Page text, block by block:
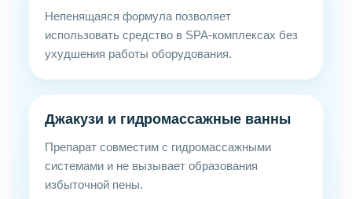
Непенящаяся формула позволяет
использовать средство в SPA-комплексах без
ухудшения работы оборудования.
Джакузи и гидромассажные ванны
Препарат совместим с гидромассажными
системами и не вызывает образования
избыточной пены.